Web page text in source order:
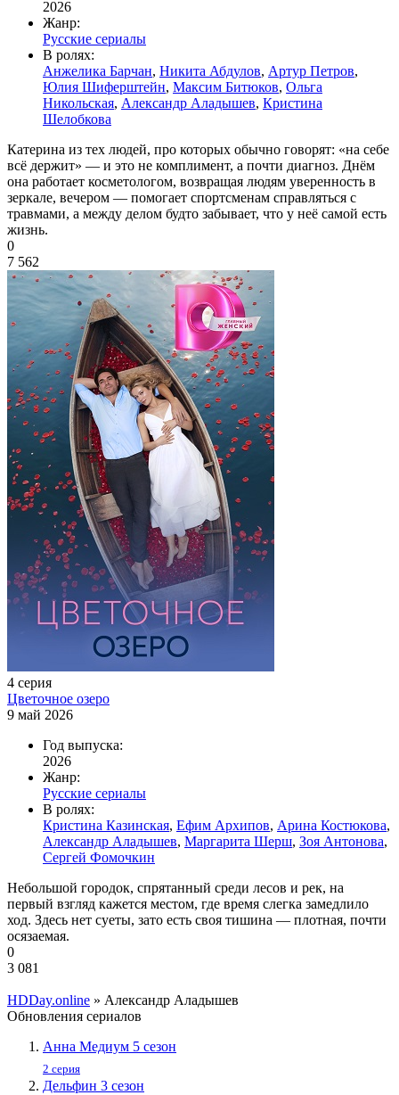
2026
Жанр:
Русские сериалы
В ролях:
Анжелика Барчан, Никита Абдулов, Артур Петров,
Юлия Шиферштейн, Максим Битюков, Ольга
Никольская, Александр Аладышев, Кристина
Шелобкова
Катерина из тех людей, про которых обычно говорят: «на себе
всё держит» — и это не комплимент, а почти диагноз. Днём
она работает косметологом, возвращая людям уверенность в
зеркале, вечером — помогает спортсменам справляться с
травмами, а между делом будто забывает, что у неё самой есть
жизнь.
0
7 562
4 серия
Цветочное озеро
9 май 2026
Год выпуска:
2026
Жанр:
Русские сериалы
В ролях:
Кристина Казинская, Ефим Архипов, Арина Костюкова,
Александр Аладышев, Маргарита Шерш, Зоя Антонова,
Сергей Фомочкин
Небольшой городок, спрятанный среди лесов и рек, на
первый взгляд кажется местом, где время слегка замедлило
ход. Здесь нет суеты, зато есть своя тишина — плотная, почти
осязаемая.
0
3 081
HDDay.online » Александр Аладышев
Обновления сериалов
Анна Медиум 5 сезон
2 серия
Дельфин 3 сезон